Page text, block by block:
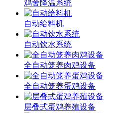
鸡舍降温系统
自动给料机
自动饮水系统
全自动笼养肉鸡设备
全自动笼养蛋鸡设备
层叠式蛋鸡养殖设备